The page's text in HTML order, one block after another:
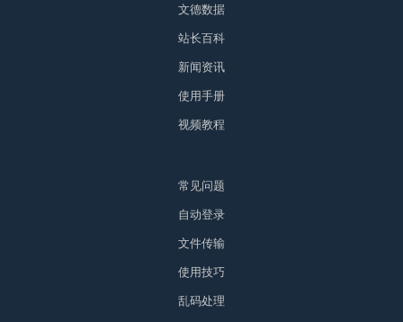
文德数据
站长百科
新闻资讯
使用手册
视频教程
常见问题
自动登录
文件传输
使用技巧
乱码处理